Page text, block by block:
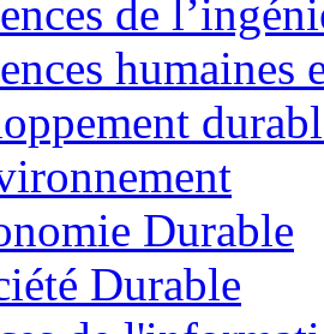
de
humaines
Durable
Durable